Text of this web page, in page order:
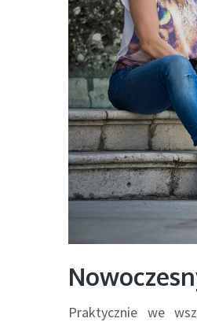
Praktycznie we